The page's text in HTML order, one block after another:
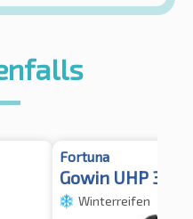
Fortuna
Gowin UHP
Winterreifen